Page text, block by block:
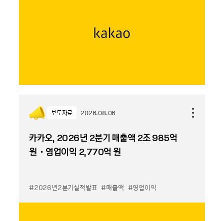
보도자료 2026.08.06
카카오, 2026년 2분기 매출액 2조 985억
원・영업이익 2,770억 원
#2026년2분기실적발표 #매출액 #영업이익